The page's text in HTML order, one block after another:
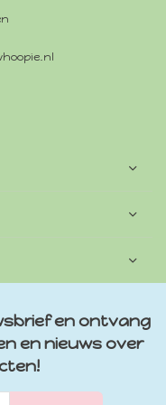
en ontvang
en nieuws over